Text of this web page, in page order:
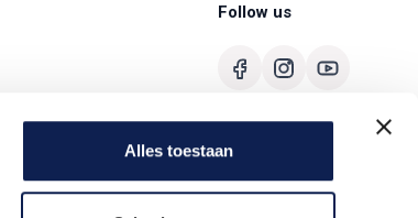
Alles toestaan
Follow us